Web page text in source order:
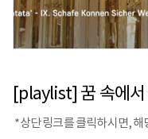
*상단 링크를 클릭하시면, 해